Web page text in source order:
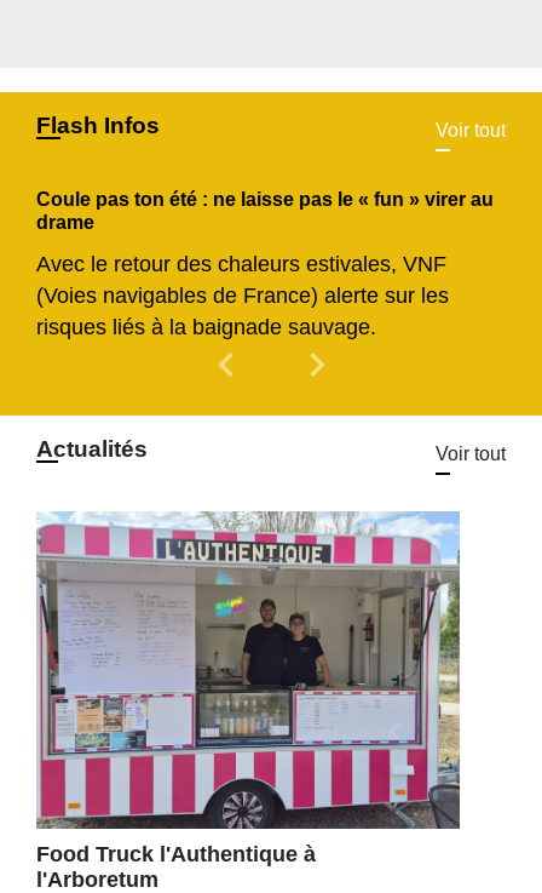
Flash Infos Voir tout
Coule pas ton été : ne laisse pas le « fun » virer au
drame
Avec le retour des chaleurs estivales, VNF
(Voies navigables de France) alerte sur les
risques liés à la baignade sauvage.
chevron_left Previous
chevron_right
Actualités Voir tout
Food Truck l'Authentique à
l'Arboretum